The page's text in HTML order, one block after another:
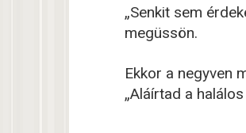
„Senkit sem
megüssön.
Ekkor a negyven
„Aláírtad a